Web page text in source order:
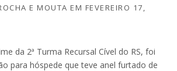
E MOUTA EM FEVEREIRO 17,
da 2ª Turma Recursal Cível do RS, foi
para hóspede que teve anel furtado de